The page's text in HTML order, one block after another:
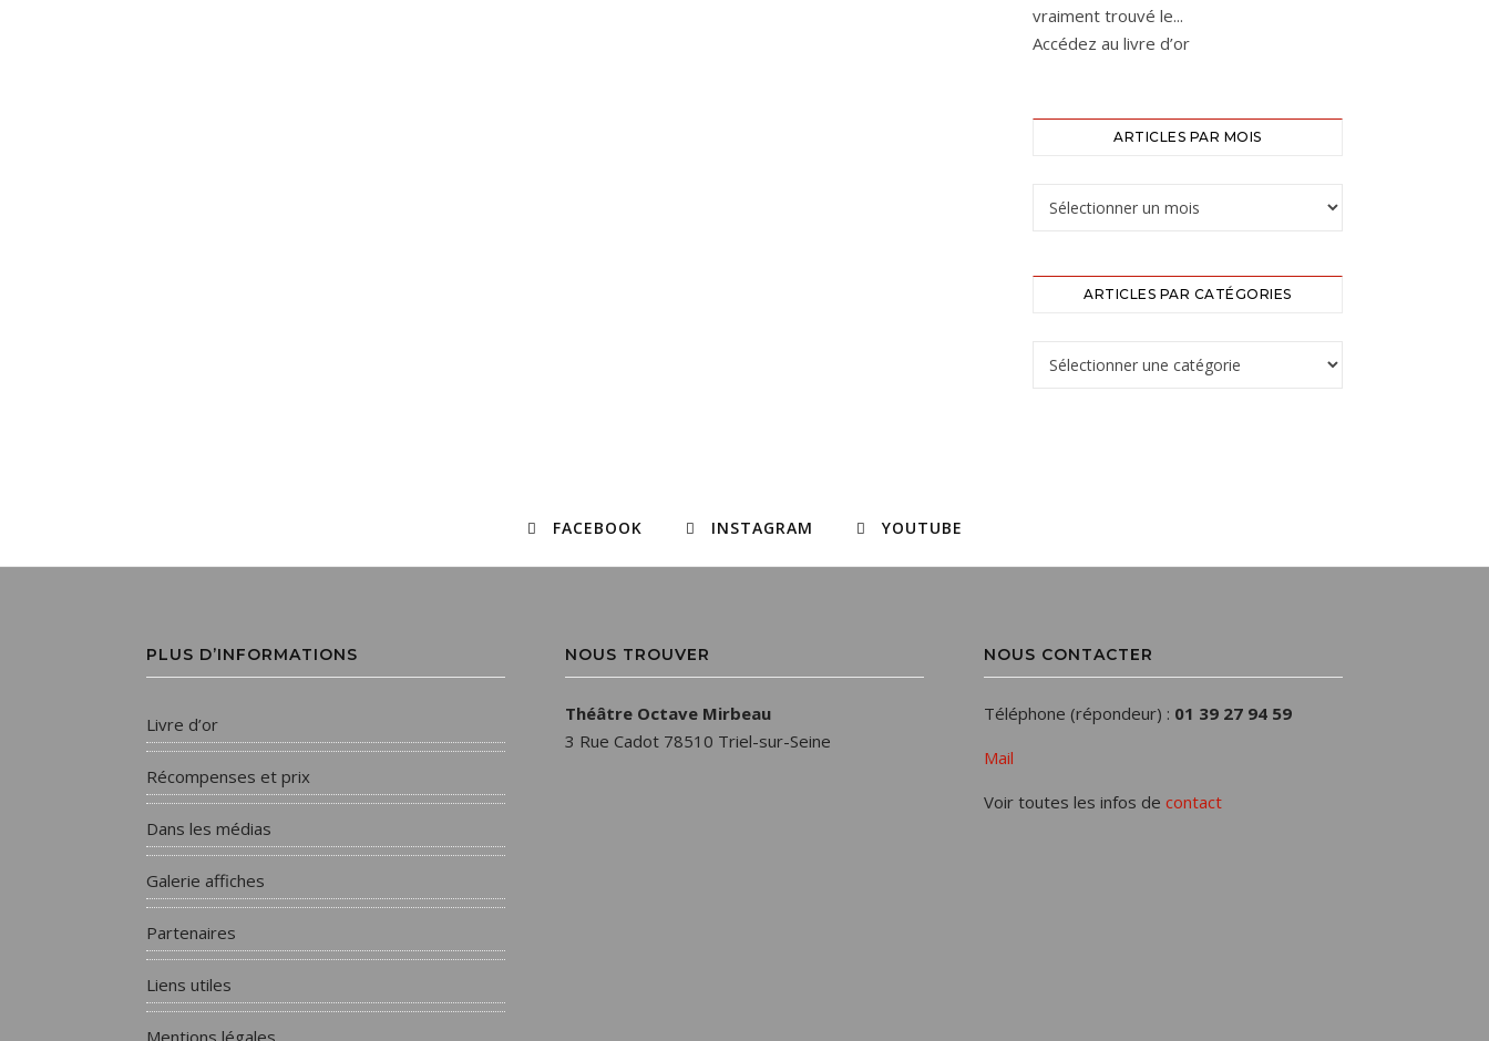
vraiment trouvé le...
Accédez au livre d’or
ARTICLES PAR MOIS
ARTICLES PAR CATÉGORIES
FACEBOOK INSTAGRAM YOUTUBE
PLUS D’INFORMATIONS
Livre d’or
Récompenses et prix
Dans les médias
Galerie affiches
Partenaires
Liens utiles
Mentions légales
NOUS TROUVER
Théâtre Octave Mirbeau
3 Rue Cadot 78510 Triel-sur-Seine
NOUS CONTACTER
Téléphone (répondeur) : 01 39 27 94 59
Mail
Voir toutes les infos de contact